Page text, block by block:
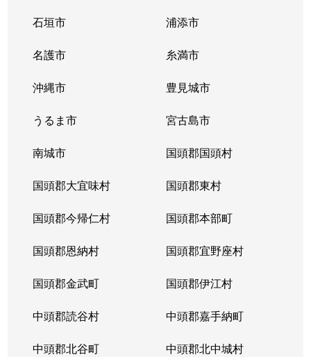
石垣市 浦添市
名護市 糸満市
沖縄市 豊見城市
うるま市 宮古島市
南城市 国頭郡国頭村
国頭郡大宜味村 国頭郡東村
国頭郡今帰仁村 国頭郡本部町
国頭郡恩納村 国頭郡宜野座村
国頭郡金武町 国頭郡伊江村
中頭郡読谷村 中頭郡嘉手納町
中頭郡北谷町 中頭郡北中城村